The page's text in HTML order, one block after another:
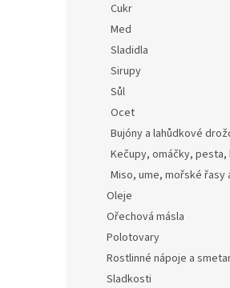
Cukr
Med
Sladidla
Sirupy
Sůl
Ocet
Bujóny a lahůdkové
Kečupy, omáčky, pesta,
Miso, ume, mořské řasy
Oleje
Ořechová másla
Polotovary
Rostlinné nápoje a
Sladkosti